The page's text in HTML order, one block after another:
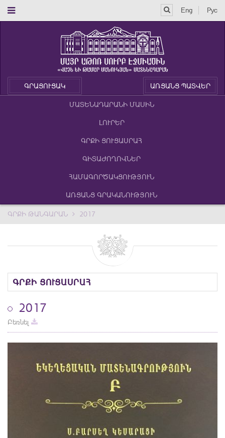
Eng Рус
ԳՐԱՑՈՒՑԱԿ ԱՌՑԱՆՑ ՊԱՏՎԵՐ
ՄԱՏԵՆԱԴԱՐԱՆԻ ՄԱՍԻՆ
ԼՈՒՐԵՐ
ԳՐՔԻ ՑՈՒՑԱՍՐԱՀ
ԳԻՏԱԺՈՂՈՎՆԵՐ
ՀԱՄԱԳՈՐԾԱԿՑՈՒԹՅՈՒՆ
ԱՌՑԱՆՑ ԳՐԱԿԱՆՈՒԹՅՈՒՆ
ԳՐՔԻ ԹԱՆԳԱՐԱՆ 2017
ԳՐՔԻ ՑՈՒՑԱՍՐԱՀ
2017
Բեռնել